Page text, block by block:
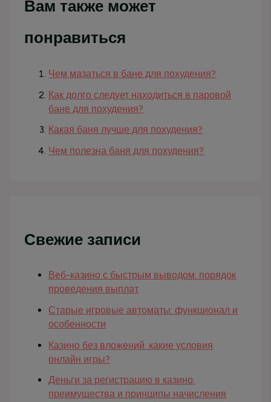
Вам также может
понравиться
Чем мазаться в бане для похудения?
Как долго следует находиться в паровой
бане для похудения?
Какая баня лучше для похудения?
Чем полезна баня для похудения?
Свежие записи
Веб-казино с быстрым выводом: порядок
проведения выплат
Старые игровые автоматы: функционал и
особенности
Казино без вложений: какие условия
онлайн игры?
Деньги за регистрацию в казино:
преимущества и принципы начисления